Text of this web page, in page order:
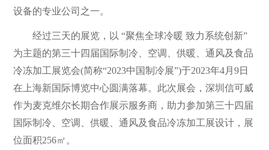
设备的专业公司之一。
经过三天的展览，以 “聚焦全球冷暖 致力系统创新”
为主题的第三十四届国际制冷、空调、供暖、通风及食品
冷冻加工展览会(简称“2023中国制冷展”)于2023年4月9日
在上海新国际博览中心圆满落幕。此次展会，深圳信可威
作为麦克维尔长期合作展示服务商，助力参加第三十四届
国际制冷、空调、供暖、通风及食品冷冻加工展设计，展
位面积256㎡。